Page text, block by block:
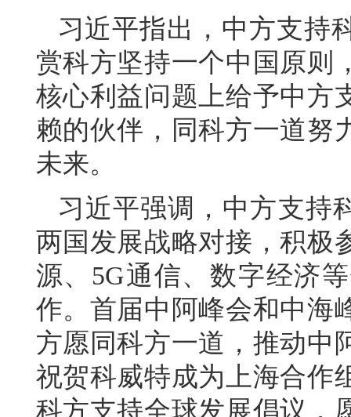
习近平指出，中方支持
赏科方坚持一个中国原则
核心利益问题上给予中方
赖的伙伴，同科方一道努
未来。
习近平强调，中方支持
两国发展战略对接，积极
源、5G通信、数字经济
作。首届中阿峰会和中海
方愿同科方一道，推动中
祝贺科威特成为上海合作
科方支持全球发展倡议，